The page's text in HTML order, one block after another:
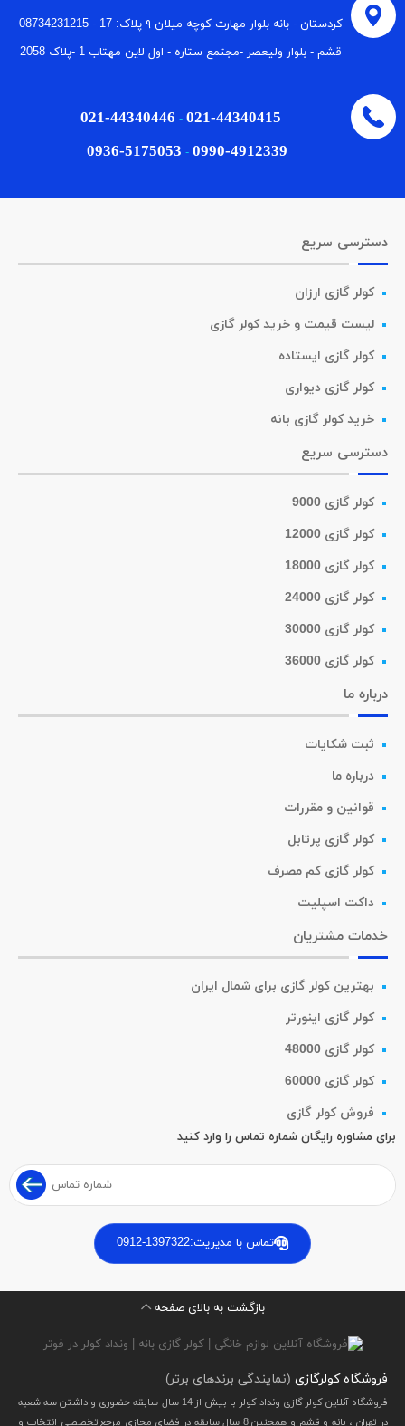
كردستان - بانه بلوار مهارت كوچه میلان ٩ پلاک: 17 - 08734231215
قشم - بلوار ولیعصر -مجتمع ستاره - اول لاین مهتاب 1 -پلاک 2058
021-44340415
-
021-44340446
0990-4912339
-
0936-5175053
دسترسی سریع
کولر گازی ارزان
لیست قیمت و خرید کولر گازی
کولر گازی ایستاده
کولر گازی دیواری
خرید کولر گازی بانه
دسترسی سریع
کولر گازی 9000
کولر گازی 12000
کولر گازی 18000
کولر گازی 24000
کولر گازی 30000
کولر گازی 36000
درباره ما
ثبت شکایات
درباره ما
قوانین و مقررات
کولر گازی پرتابل
کولر گازی کم مصرف
داکت اسپلیت
خدمات مشتریان
بهترین کولر گازی برای شمال ایران
کولر گازی اینورتر
کولر گازی 48000
کولر گازی 60000
فروش کولر گازی
برای مشاوره رایگان شماره تماس را وارد کنید
تماس با مدیریت:0912-1397322
بازگشت به بالای صفحه
فروشگاه کولرگازی (نمایندگی برندهای برتر)
فروشگاه آنلاین کولر گازی ونداد کولر با بیش از 14 سال سابقه حضوری و داشتن سه شعبه
در تهران ، بانه و قشم و همچنین 8 سال سابقه در فضای مجازی مرجع تخصصی انتخاب و